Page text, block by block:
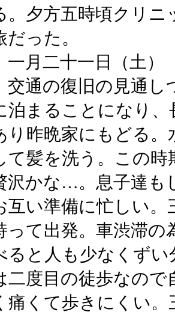
。夕方五時頃クリ
だった。
一月二十一日（土）
交通の復旧の見通し
泊まることになり
り昨晩家にもどる
て髪を洗う。この
沢かな…。息子達も
互い準備に忙しい。
って出発。車渋滞の
ると人も少なくず
二度目の徒歩なので
痛くて歩きにくい